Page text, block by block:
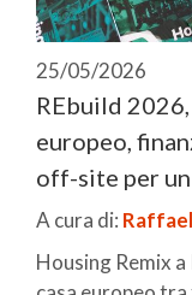
25/05/2026
REbuild
europeo,
off-site per
A cura di:
Housing Remix a